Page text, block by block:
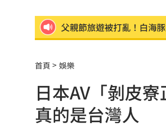
父親節旅遊被打亂！白海
徐莉玲槓王菲案外案 5566
通緝犯拒檢狂飆街頭！撞
誰在回覆「幹嘛」？故宮南
首頁 娛樂
日本AV「剝皮
真的是台灣人